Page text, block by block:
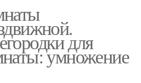
для
умножение